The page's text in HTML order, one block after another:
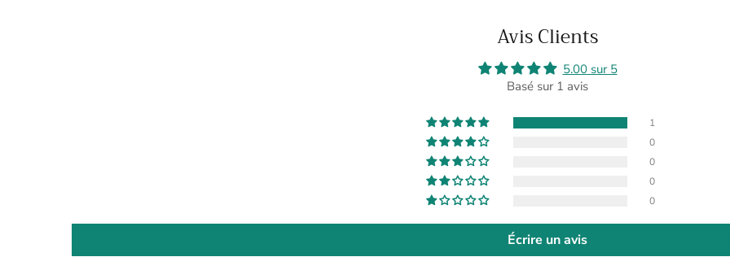
Avis Clients
5.00 sur 5
Basé sur 1 avis
1
0
0
0
0
Écrire un avis